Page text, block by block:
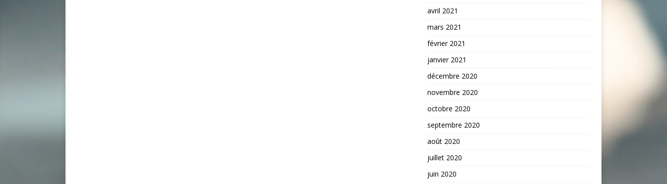
avril 2021
mars 2021
février 2021
janvier 2021
décembre 2020
novembre 2020
octobre 2020
septembre 2020
août 2020
juillet 2020
juin 2020